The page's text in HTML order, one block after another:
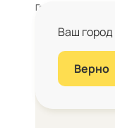
Ваш город
Верно
Главная